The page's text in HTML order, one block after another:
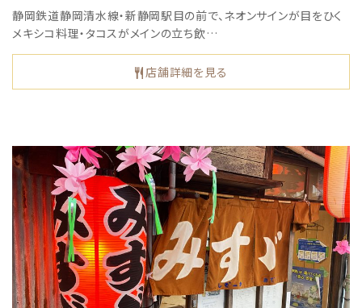
静岡鉄道静岡清水線・新静岡駅目の前で、ネオンサインが目をひく
メキシコ料理・タコスがメインの立ち飲…
店舗詳細を見る